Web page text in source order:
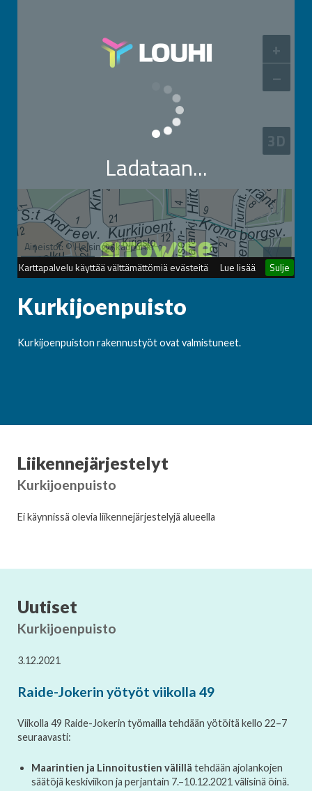
Kurkijoenpuisto
Kurkijoenpuiston rakennustyöt ovat valmistuneet.
Liikennejärjestelyt
Kurkijoenpuisto
Ei käynnissä olevia liikennejärjestelyjä alueella
Uutiset
Kurkijoenpuisto
3.12.2021
Raide-Jokerin yötyöt viikolla 49
Viikolla 49 Raide-Jokerin työmailla tehdään yötöitä kello 22–7
seuraavasti:
Maarintien ja Linnoitustien välillä tehdään ajolankojen
säätöjä keskiviikon ja perjantain 7.–10.12.2021 välisinä öinä.